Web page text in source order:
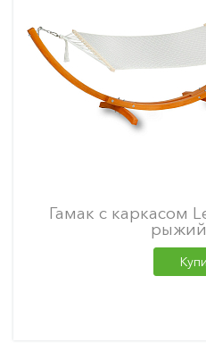
Гамак с каркасом